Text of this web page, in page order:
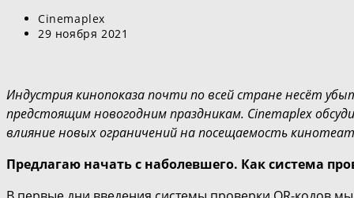
Автор
записи:
Cinemaplex
Запись
29 ноября 2021
Индустрия кинопоказа почти по всей стране несёт
предстоящим новогодним праздникам. Cinemaplex
влияние новых ограничений на посещаемость
Предлагаю начать с наболевшего. Как система